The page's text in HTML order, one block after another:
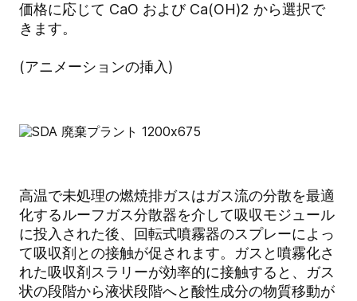
価格に応じて CaO および Ca(OH)2 から選択で
きます。
(アニメーションの挿入)
高温で未処理の燃焼排ガスはガス流の分散を最適
化するルーフガス分散器を介して吸収モジュール
に投入された後、回転式噴霧器のスプレーによっ
て吸収剤との接触が促されます。ガスと噴霧化さ
れた吸収剤スラリーが効率的に接触すると、ガス
状の段階から液状段階へと酸性成分の物質移動が